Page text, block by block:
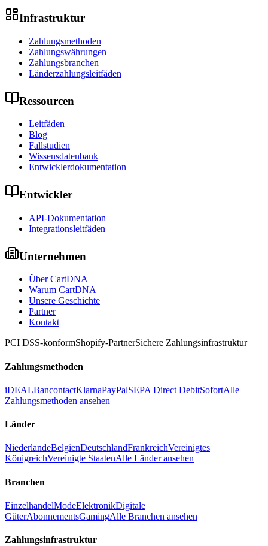
Infrastruktur
Zahlungsmethoden
Zahlungswährungen
Zahlungsbranchen
Länderzahlungsleitfäden
Ressourcen
Leitfäden
Blog
Fallstudien
Wissensdatenbank
Entwicklerdokumentation
Entwickler
API-Dokumentation
Integrationsleitfäden
Unternehmen
Über CartDNA
Warum CartDNA
Unsere Geschichte
Partner
Kontakt
PCI DSS-konformShopify-PartnerSichere Zahlungsinfrastruktur
Zahlungsmethoden
iDEALBancontactKlarnaPayPalSEPA Direct DebitSofortAlle
Zahlungsmethoden ansehen
Länder
NiederlandeBelgienDeutschlandFrankreichVereinigtes
KönigreichVereinigte StaatenAlle Länder ansehen
Branchen
EinzelhandelModeElektronikDigitale
GüterAbonnementsGamingAlle Branchen ansehen
Zahlungsinfrastruktur